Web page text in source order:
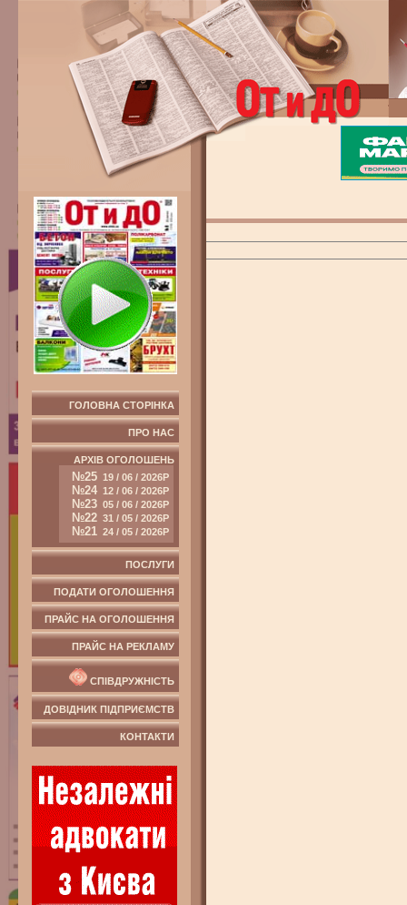
ГОЛОВНА СТОРІНКА
ПРО НАС
АРХІВ ОГОЛОШЕНЬ
№25 19 / 06 / 2026Р
№24 12 / 06 / 2026Р
№23 05 / 06 / 2026Р
№22 31 / 05 / 2026Р
№21 24 / 05 / 2026Р
ПОСЛУГИ
ПОДАТИ ОГОЛОШЕННЯ
ПРАЙС НА ОГОЛОШЕННЯ
ПРАЙС НА РЕКЛАМУ
СПІВДРУЖНІСТЬ
ДОВІДНИК ПІДПРИЄМСТВ
КОНТАКТИ